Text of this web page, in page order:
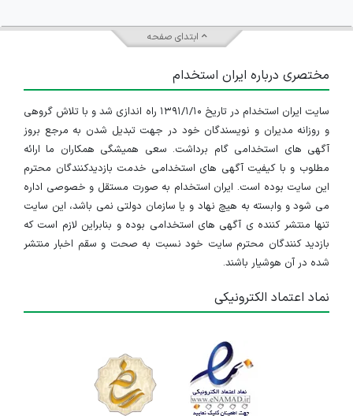
ابتدای صفحه
مختصری درباره ایران استخدام
سایت ایران استخدام در تاریخ ۱۳۹۱/۱/۱۰ راه اندازی شد و با تلاش گروهی
و روزانه مدیران و نویسندگان خود در جهت تبدیل شدن به مرجع بروز
آگهی های استخدامی گام برداشت. سعی همیشگی همکاران ما ارائه
مطلوب و با کیفیت آگهی های استخدامی خدمت بازدیدکنندگان محترم
این سایت بوده است. ایران استخدام به صورت مستقل و خصوصی اداره
می شود و وابسته به هیچ نهاد و یا سازمان دولتی نمی باشد، این سایت
تنها منتشر کننده ی آگهی های استخدامی بوده و بنابراین لازم است که
بازدید کنندگان محترم سایت خود نسبت به صحت و سقم اخبار منتشر
شده در آن هوشیار باشند.
نماد اعتماد الکترونیکی